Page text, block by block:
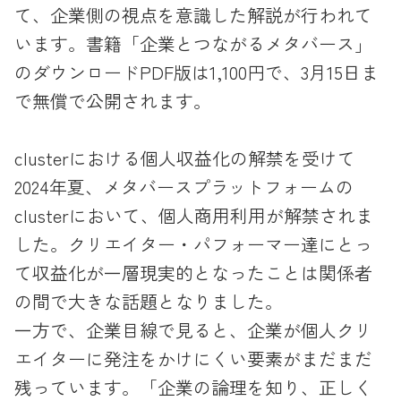
て、企業側の視点を意識した解説が行われて
います。書籍「企業とつながるメタバース」
のダウンロードPDF版は1,100円で、3月15日ま
で無償で公開されます。
clusterにおける個人収益化の解禁を受けて
2024年夏、メタバースプラットフォームの
clusterにおいて、個人商用利用が解禁されま
した。クリエイター・パフォーマー達にとっ
て収益化が一層現実的となったことは関係者
の間で大きな話題となりました。
一方で、企業目線で見ると、企業が個人クリ
エイターに発注をかけにくい要素がまだまだ
残っています。「企業の論理を知り、正しく